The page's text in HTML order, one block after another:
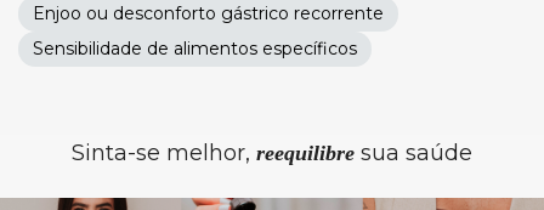
Enjoo ou desconforto gástrico recorrente
Sensibilidade de alimentos específicos
Sinta-se melhor, reequilibre sua saúde